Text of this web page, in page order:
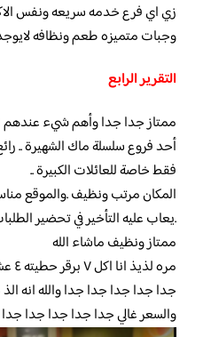
زي اي فرع خدمه سريعه ونفس
وجبات متميزه طعم ونظافه
التقرير الرابع
ممتاز جدا جدا وأهم شيء عندهم
أحد فروع سلسلة ماك الشهيرة ..
فقط خاصة للعائلات الكبيرة ..
المكان مرتب ونظيف .والموقع
.يعاب عليه التأخير في تحضير
ممتاز ونظيف ماشاء الله
جدا جدا جدا جدا جدا والله انه
والسعر غالي جدا جدا جدا جدا جدا